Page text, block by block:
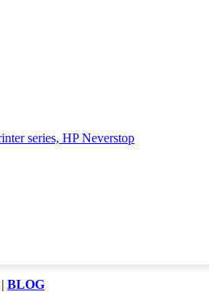
| BLOG